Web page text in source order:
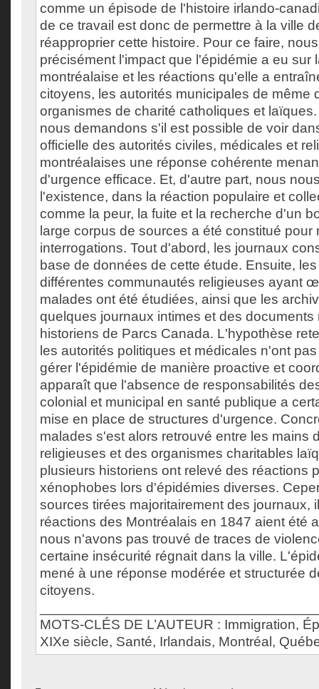
comme un épisode de l'histoire irlando-
de ce travail est donc de permettre à la ville
réapproprier cette histoire. Pour ce faire,
précisément l'impact que l'épidémie a eu sur
montréalaise et les réactions qu'elle a
citoyens, les autorités municipales de même
organismes de charité catholiques et
nous demandons s'il est possible de voir
officielle des autorités civiles, médicales et
montréalaises une réponse cohérente
d'urgence efficace. Et, d'autre part, nous
l'existence, dans la réaction populaire et
comme la peur, la fuite et la recherche d'un
large corpus de sources a été constitué pour
interrogations. Tout d'abord, les journaux
base de données de cette étude. Ensuite,
différentes communautés religieuses ayant
malades ont été étudiées, ainsi que les
quelques journaux intimes et des documents
historiens de Parcs Canada. L'hypothèse
les autorités politiques et médicales n'ont
gérer l'épidémie de manière proactive et
apparaît que l'absence de responsabilités
colonial et municipal en santé publique a
mise en place de structures d'urgence.
malades s'est alors retrouvé entre les mains
religieuses et des organismes charitables
plusieurs historiens ont relevé des réactions
xénophobes lors d'épidémies diverses.
sources tirées majoritairement des journaux,
réactions des Montréalais en 1847 aient été
nous n'avons pas trouvé de traces de
certaine insécurité régnait dans la ville.
mené à une réponse modérée et structurée
citoyens.
MOTS-CLÉS DE L’AUTEUR : Immigration,
XIXe siècle, Santé, Irlandais, Montréal,